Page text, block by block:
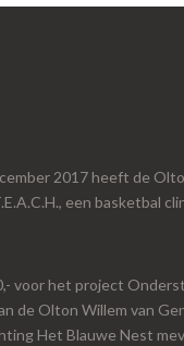
2017 heeft de
een basketbal
voor het project
de Olton Willem van
Het Blauwe Nest